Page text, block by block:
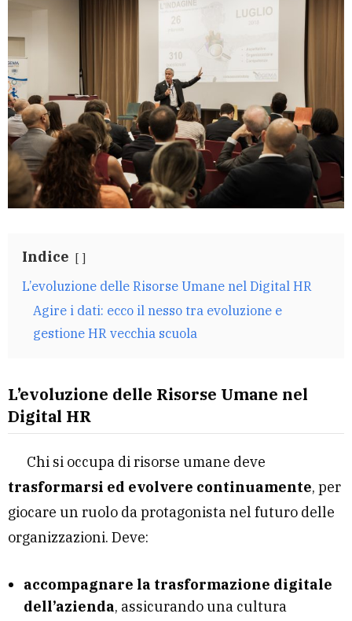
Indice
L’evoluzione delle Risorse Umane nel Digital HR
Agire i dati: ecco il nesso tra evoluzione e
gestione HR vecchia scuola
L’evoluzione delle Risorse Umane nel
Digital HR
Chi si occupa di risorse umane deve
trasformarsi ed evolvere continuamente, per
giocare un ruolo da protagonista nel futuro delle
organizzazioni. Deve:
accompagnare la trasformazione digitale
dell’azienda, assicurando una cultura